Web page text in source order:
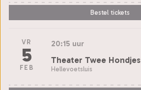
Bestel tickets
VR
5
FEB
20:15 uur
Theater Twee Hondjes
Hellevoetsluis